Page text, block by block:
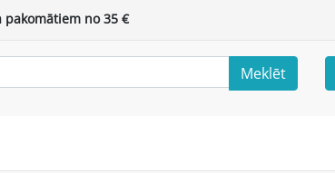
pakomātiem no 35 €
Meklēt